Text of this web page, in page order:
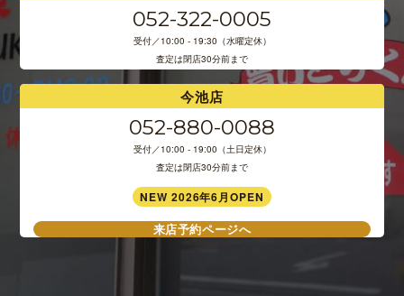
052-322-0005
受付／10:00 - 19:30（水曜定休）
査定は閉店30分前まで
今池店
052-880-0088
受付／10:00 - 19:00（土日定休）
査定は閉店30分前まで
NEW 2026年6月OPEN
来店予約ページへ